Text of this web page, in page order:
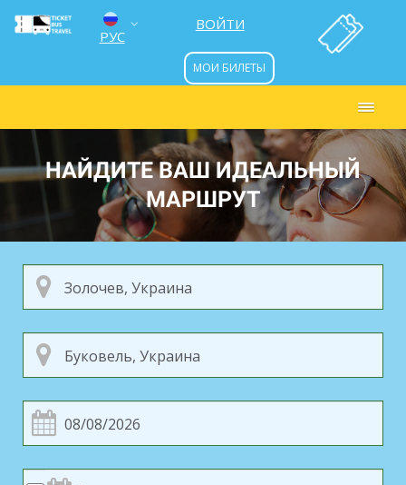
РУС
ENG
УКР
ВОЙТИ
МОИ БИЛЕТЫ
НАЙДИТЕ ВАШ ИДЕАЛЬНЫЙ
МАРШРУТ